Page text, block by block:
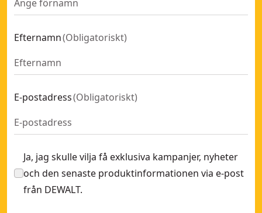
Efternamn(Obligatoriskt)
E-postadress(Obligatoriskt)
Ja, jag skulle vilja få exklusiva kampanjer, nyheter
och den senaste produktinformationen via e-post
från DEWALT.